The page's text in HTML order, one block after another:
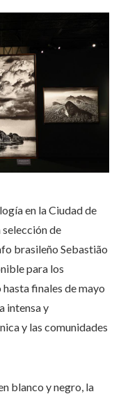
en la Ciudad de
selección de
brasileño Sebastião
para los
finales de mayo
intensa y
y las comunidades
blanco y negro, la